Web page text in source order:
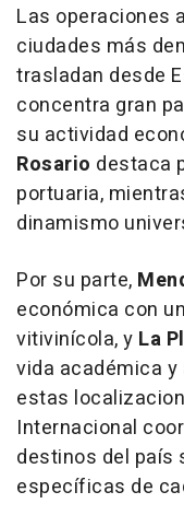
Las operaciones
ciudades más
trasladan desde
concentra gran
su actividad
Rosario destaca
portuaria,
dinamismo
Por su parte,
económica con
vitivinícola, y La
vida académica
estas
Internacional
destinos del país
específicas de